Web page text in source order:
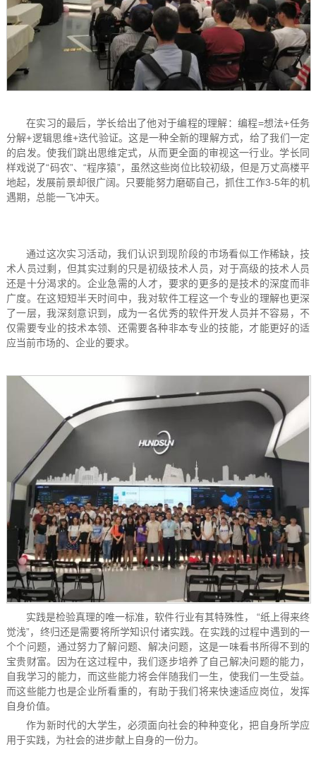
在实习的最后，学长给出了他对于编程的理解：编程=想法+任务
分解+逻辑思维+迭代验证。这是一种全新的理解方式，给了我们一定
的启发。使我们跳出思维定式，从而更全面的审视这一行业。学长同
样戏说了“码农”、“程序猿”，虽然这些岗位比较初级，但是万丈高楼平
地起，发展前景却很广阔。只要能努力磨砺自己，抓住工作3-5年的机
遇期，总能一飞冲天。
通过这次实习活动，我们认识到现阶段的市场看似工作稀缺，技
术人员过剩，但其实过剩的只是初级技术人员，对于高级的技术人员
还是十分渴求的。企业急需的人才，要求的更多的是技术的深度而非
广度。在这短短半天时间中，我对软件工程这一个专业的理解也更深
了一层，我深刻意识到，成为一名优秀的软件开发人员并不容易，不
仅需要专业的技术本领、还需要各种非本专业的技能，才能更好的适
应当前市场的、企业的要求。
实践是检验真理的唯一标准，软件行业有其特殊性， “纸上得来终
觉浅”，终归还是需要将所学知识付诸实践。在实践的过程中遇到的一
个个问题，通过努力了解问题、解决问题，这是一味看书所得不到的
宝贵财富。因为在这过程中，我们逐步培养了自己解决问题的能力，
自我学习的能力，而这些能力将会伴随我们一生，使我们一生受益。
而这些能力也是企业所看重的，有助于我们将来快速适应岗位，发挥
自身价值。
作为新时代的大学生，必须面向社会的种种变化，把自身所学应
用于实践，为社会的进步献上自身的一份力。